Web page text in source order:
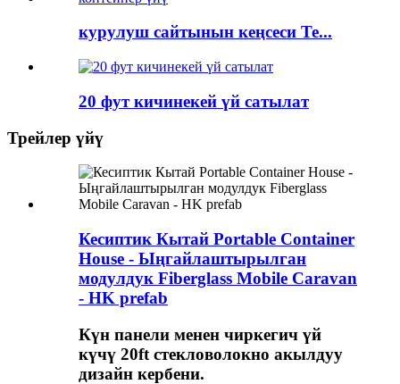
курулуш сайтынын кеңсеси Те...
20 фут кичинекей үй сатылат
Трейлер үйү
Кесиптик Кытай Portable Container
House - Ыңгайлаштырылган
модулдук Fiberglass Mobile Caravan
- HK prefab
Күн панели менен чиркегич үй
күчү 20ft стекловолокно акылдуу
дизайн кербени.